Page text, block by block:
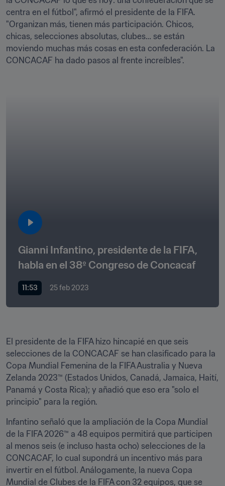
centra en el fútbol", afirmó el presidente de la FIFA.
"Organizan más, tienen más participación. Chicos,
chicas, selecciones absolutas, clubes… se están
moviendo muchas más cosas en esta confederación. La
CONCACAF ha dado pasos al frente increíbles".
Gianni Infantino, presidente de la FIFA,
habla en el 38º Congreso de Concacaf
11:53 25 feb 2023
El presidente de la FIFA hizo hincapié en que seis
selecciones de la CONCACAF se han clasificado para la
Copa Mundial Femenina de la FIFA Australia y Nueva
Zelanda 2023™ (Estados Unidos, Canadá, Jamaica, Haití,
Panamá y Costa Rica); y añadió que eso era "solo el
principio" para la región.
Infantino señaló que la ampliación de la Copa Mundial
de la FIFA 2026™ a 48 equipos permitirá que participen
al menos seis (e incluso hasta ocho) selecciones de la
CONCACAF, lo cual supondrá un incentivo más para
invertir en el fútbol. Análogamente, la nueva Copa
Mundial de Clubes de la FIFA con 32 equipos, que se